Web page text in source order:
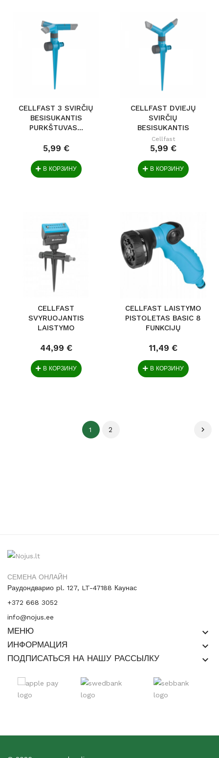
CELLFAST 3 SVIRČIŲ
BESISUKANTIS
PURKŠTUVAS...
5,99 €
В КОРЗИНУ
CELLFAST DVIEJŲ
SVIRČIŲ
BESISUKANTIS
PURKŠTUVAS...
Cellfast
5,99 €
В КОРЗИНУ
CELLFAST
SVYRUOJANTIS
LAISTYMO
44,99 €
В КОРЗИНУ
CELLFAST LAISTYMO
PISTOLETAS BASIC 8
FUNKCIJŲ
11,49 €
В КОРЗИНУ
1 2 
СЕМЕНА ОНЛАЙН
Раудондварио pl. 127, LT-47188 Каунас
+372 668 3052
info@nojus.ee
МЕНЮ keyboard_arrow_down
ИНФОРМАЦИЯ keyboard_arrow_down
ПОДПИСАТЬСЯ НА НАШУ РАССЫЛКУ keyboard_arrow_down